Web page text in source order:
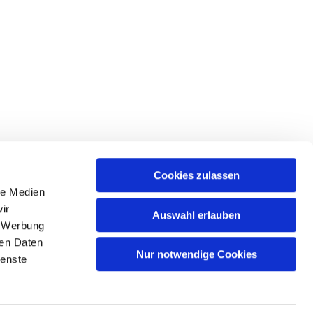
Medien
Daten
Cookies zulassen
Auswahl erlauben
Nur notwendige Cookies
Impressum und